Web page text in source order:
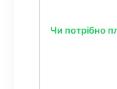
Чи потрібно